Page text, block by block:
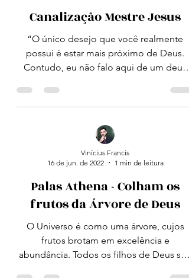
25 de abr. de 2023
2 min de leitura
Canalização Mestre Jesus
“O único desejo que você realmente
humano que está sobre um...
Vinícius Francis
16 de jun. de 2022
1 min de leitura
Palas Athena - Colham os
frutos da Árvore de Deus
O Universo é como uma árvore, cujos